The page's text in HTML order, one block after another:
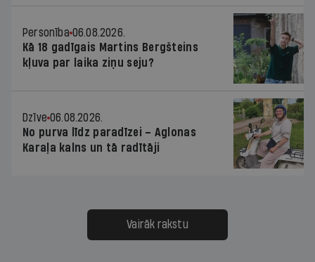
Personība 06.08.2026.
Kā 18 gadīgais Martins Bergšteins
kļuva par laika ziņu seju?
Dzīve 06.08.2026.
No purva līdz paradīzei – Aglonas
Karaļa kalns un tā radītāji
Vairāk rakstu